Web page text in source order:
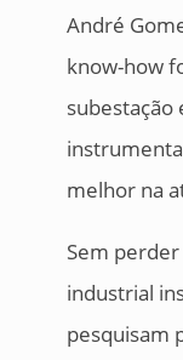
André
know-how
subestação
melhor na
Sem
industrial
pesquisam